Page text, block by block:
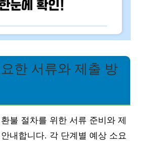
한 서류와 제출 방
불 절차를 위한 서류 준비와 제
내합니다. 각 단계별 예상 소요